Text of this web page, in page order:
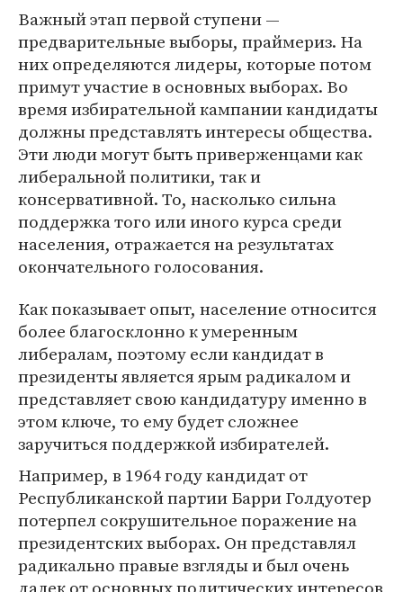
Важный этап первой ступени —
предварительные выборы, праймериз. На
них определяются лидеры, которые потом
примут участие в основных выборах. Во
время избирательной кампании кандидаты
должны представлять интересы общества.
Эти люди могут быть приверженцами как
либеральной политики, так и
консервативной. То, насколько сильна
поддержка того или иного курса среди
населения, отражается на результатах
окончательного голосования.
Как показывает опыт, население относится
более благосклонно к умеренным
либералам, поэтому если кандидат в
президенты является ярым радикалом и
представляет свою кандидатуру именно в
этом ключе, то ему будет сложнее
заручиться поддержкой избирателей.
Например, в 1964 году кандидат от
Республиканской партии Барри Голдуотер
потерпел сокрушительное поражение на
президентских выборах. Он представлял
радикально правые взгляды и был очень